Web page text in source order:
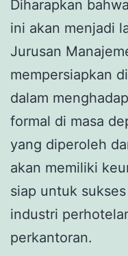
Diharapkan
ini akan menjadi
Jurusan
mempersiapkan
dalam
formal di masa
yang diperoleh
akan memiliki
siap untuk
industri
perkantoran.